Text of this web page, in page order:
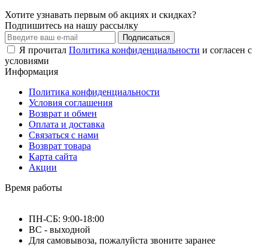
Хотите узнавать первым об акциях и скидках?
Подпишитесь на нашу рассылку
Подписаться
Я прочитал Политика конфиденциальности и согласен с
условиями
Информация
Политика конфиденциальности
Условия соглашения
Возврат и обмен
Оплата и доставка
Связаться с нами
Возврат товара
Карта сайта
Акции
Время работы
ПН-СБ: 9:00-18:00
ВС - выходной
Для самовывоза, пожалуйста звоните заранее